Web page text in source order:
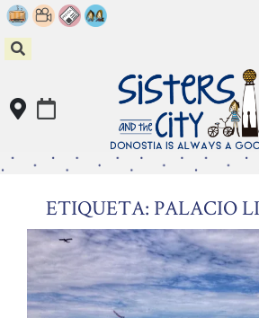
Skip
to
content
ETIQUETA: PALACIO